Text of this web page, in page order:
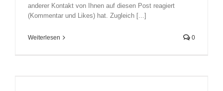
anderer Kontakt von Ihnen auf diesen Post reagiert
(Kommentar und Likes) hat. Zugleich [...]
Weiterlesen 0